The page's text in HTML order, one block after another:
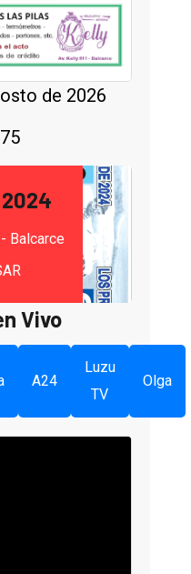
de 2026
Balcarce
Vivo
A24
Luzu
TV
Olga